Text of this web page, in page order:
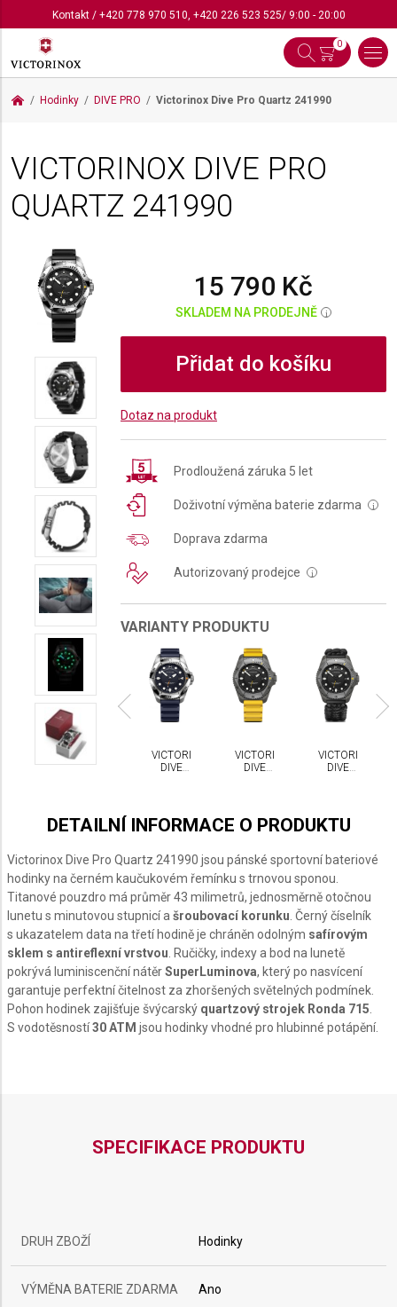
Kontakt/ +420 778 970 510, +420 226 523 525/ 9:00 - 20:00
0
Hodinky DIVE PRO Victorinox Dive Pro Quartz 241990
VICTORINOX DIVE PRO
QUARTZ 241990
15 790 Kč
SKLADEM NA PRODEJNĚ i
Přidat do košíku
Dotaz na produkt
Prodloužená záruka 5 let
Doživotní výměna baterie zdarma i
Doprava zdarma
Autorizovaný prodejce i
VARIANTY PRODUKTU
Novinka
VICTORINOX
DIVE
VICTORINOX
DIVE
VICTORINOX
DIVE
VICTORINOX
DIVE
DETAILNÍ INFORMACE O PRODUKTU
Victorinox Dive Pro Quartz 241990 jsou pánské sportovní bateriové
hodinky na černém kaučukovém řemínku s trnovou sponou.
Titanové pouzdro má průměr 43 milimetrů, jednosměrně otočnou
lunetu s minutovou stupnicí a šroubovací korunku . Černý číselník
s ukazatelem data na třetí hodině je chráněn odolným safírovým
sklem s antireflexní vrstvou . Ručičky, indexy a bod na lunetě
pokrývá luminiscenční nátěrSuperLuminova, který po nasvícení
garantuje perfektní čitelnost za zhoršených světelných podmínek.
Pohon hodinek zajišťuje švýcarský quartzový strojek Ronda 715
S vodotěsností30 ATM jsou hodinky vhodné pro hlubinné potápění.
SPECIFIKACE PRODUKTU
DRUH ZBOŽÍ Hodinky
VÝMĚNA BATERIE ZDARMA Ano